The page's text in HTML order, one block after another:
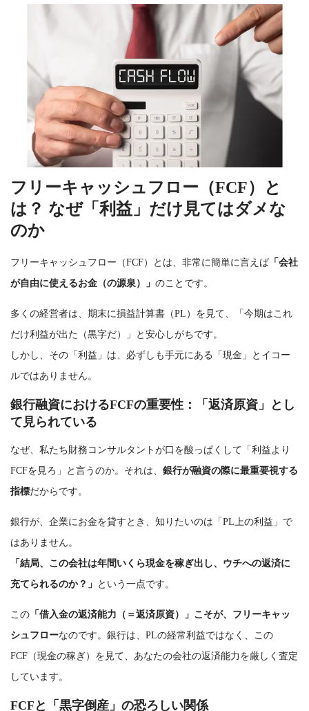
フリーキャッシュフロー（FCF）と
は？ なぜ「利益」だけ見てはダメな
のか
フリーキャッシュフロー（FCF）とは、非常に簡単に言えば 「会社
が自由に使えるお金（の源泉）」 のことです。
多くの経営者は、期末に損益計算書（PL）を見て、「今期はこれ
だけ利益が出た（黒字だ）」と安心しがちです。
しかし、その「利益」は、必ずしも手元にある「現金」とイコー
ルではありません。
銀行融資におけるFCFの重要性：「返済原資」とし
て見られている
なぜ、私たち財務コンサルタントが口を酸っぱくして「利益より
FCFを見ろ」と言うのか。それは、 銀行が融資の際に最重要視する
指標だからです。
銀行が、企業にお金を貸すとき、知りたいのは「PL上の利益」で
はありません。
「結局、この会社は年間いくら現金を稼ぎ出し、ウチへの返済に
充てられるのか？」 という一点です。
この 「借入金の返済能力（＝返済原資）」こそが、フリーキャッ
シュフローなのです。銀行は、PLの経常利益ではなく、この
FCF（現金の稼ぎ）を見て、あなたの会社の返済能力を厳しく査定
しています。
FCFと「黒字倒産」の恐ろしい関係